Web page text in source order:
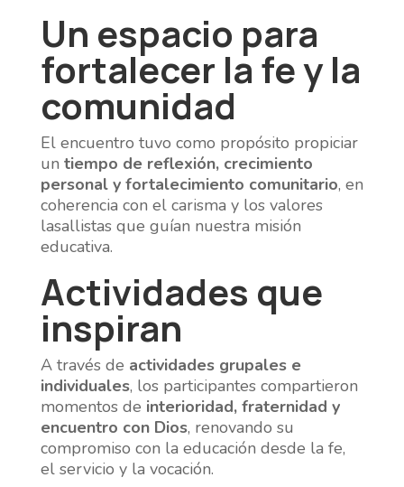
Un espacio para
fortalecer la fe y la
comunidad
El encuentro tuvo como propósito propiciar
un tiempo de reflexión, crecimiento
personal y fortalecimiento comunitario, en
coherencia con el carisma y los valores
lasallistas que guían nuestra misión
educativa.
Actividades que
inspiran
A través de actividades grupales e
individuales, los participantes compartieron
momentos de interioridad, fraternidad y
encuentro con Dios, renovando su
compromiso con la educación desde la fe,
el servicio y la vocación.